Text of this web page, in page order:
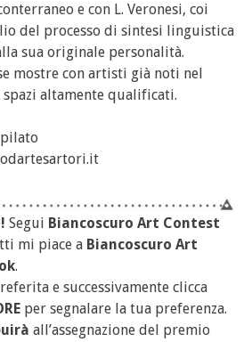
e con L. Veronesi, coi
del processo di sintesi linguistica
sua originale personalità.
mostre con artisti già noti nel
spazi altamente qualificati.
Segui Biancoscuro Art Contest
mi piace a Biancoscuro Art
.
e successivamente clicca
per segnalare la tua preferenza.
all’assegnazione del premio